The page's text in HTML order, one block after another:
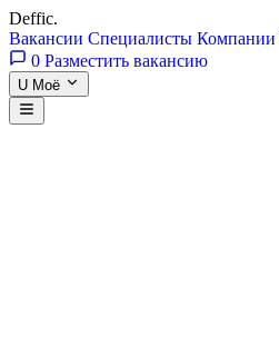
Deffic.
Вакансии Специалисты Компании
0 Разместить вакансию
U Моё